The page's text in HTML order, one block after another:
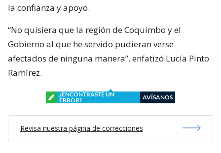
la confianza y apoyo.
“No quisiera que la región de Coquimbo y el
Gobierno al que he servido pudieran verse
afectados de ninguna manera”, enfatizó Lucía Pinto
Ramírez.
¿ENCONTRASTE UN
ERROR?
AVÍSANOS
Revisa nuestra página de correcciones